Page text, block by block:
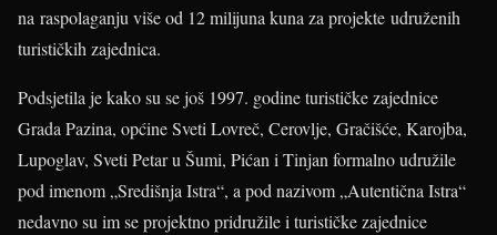
na raspolaganju više od 12 milijuna kuna za projekte udruženih
turističkih zajednica.
Podsjetila je kako su se još 1997. godine turističke zajednice
Grada Pazina, općine Sveti Lovreč, Cerovlje, Gračišće, Karojba,
Lupoglav, Sveti Petar u Šumi, Pićan i Tinjan formalno udružile
pod imenom „Središnja Istra“, a pod nazivom „Autentična Istra“
nedavno su im se projektno pridružile i turističke zajednice